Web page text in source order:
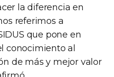
la diferencia en
referimos a
que pone en
conocimiento al
de más y mejor valor